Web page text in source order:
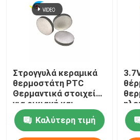
Στρογγυλά κεραμικά
θερμοστάτη PTC
Θερμαντικά στοιχεία
για οικιακή και
αυτοκινητοβιομηχανία
Παιδίδια υψηλής
ποιότητας
Καλύτερη τιμή